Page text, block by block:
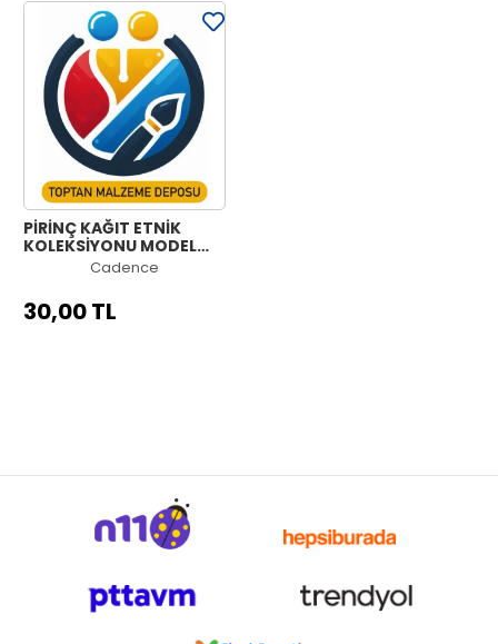
PİRİNÇ KAĞIT ETNİK
KOLEKSİYONU MODEL
1193 30X42Cadence
30,00 TL